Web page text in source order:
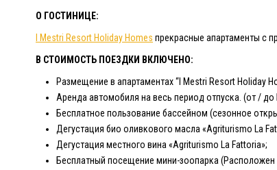
О ГОСТИНИЦЕ:
I Mestri Resort Holiday Homes прекрасные апартаменты с
В СТОИМОСТЬ ПОЕЗДКИ ВКЛЮЧЕНО:
Размещение в апартаментах “I Mestri Resort Holiday
Аренда автомобиля на весь период отпуска. (от / до
Бесплатное пользование бассейном (сезонное
Дегустация био оливкового масла «Agriturismo La
Дегустация местного вина «Agriturismo La Fattoria»;
Бесплатный посещение мини-зоопарка (Расположен